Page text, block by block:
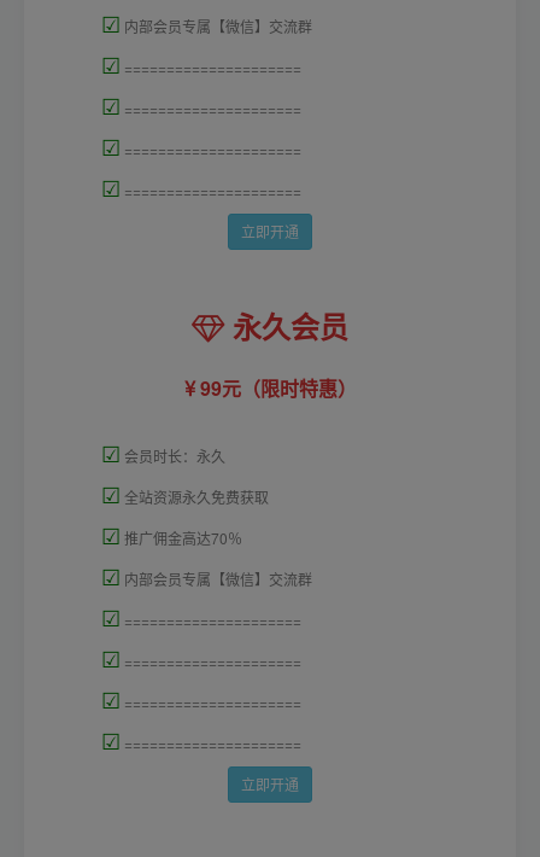
☑ 内部会员专属【微信】交流群
☑ =====================
☑ =====================
☑ =====================
☑ =====================
立即开通
永久会员
99元（限时特惠）
☑ 会员时长：永久
☑ 全站资源永久免费获取
☑ 推广佣金高达70％
☑ 内部会员专属【微信】交流群
☑ =====================
☑ =====================
☑ =====================
☑ =====================
立即开通